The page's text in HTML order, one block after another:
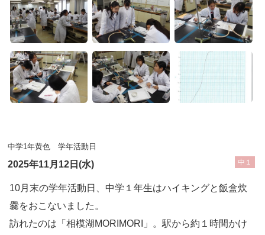
中学1年黄色 学年活動日
2025年11月12日(水) 中１
10月末の学年活動日、中学１年生はハイキングと飯盒炊
爨をおこないました。
訪れたのは「相模湖MORIMORI」。駅から約１時間かけ